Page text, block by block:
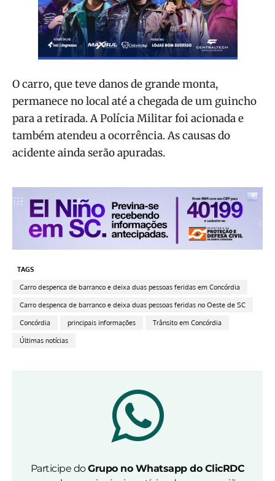
O carro, que teve danos de grande monta,
permanece no local até a chegada de um guincho
para a retirada. A Polícia Militar foi acionada e
também atendeu a ocorrência. As causas do
acidente ainda serão apuradas.
TAGS
Carro despenca de barranco e deixa duas pessoas feridas em Concórdia
Carro despenca de barranco e deixa duas pessoas feridas no Oeste de SC
Concórdia principais informações Trânsito em Concórdia
Últimas notícias
Participe doGrupo no Whatsapp do ClicRDC